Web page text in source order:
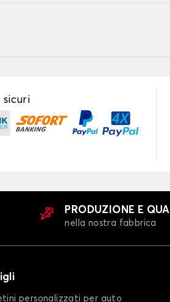
sicuri
PRODUZIONE E
nella nostra fabbrica
personalizzati per auto